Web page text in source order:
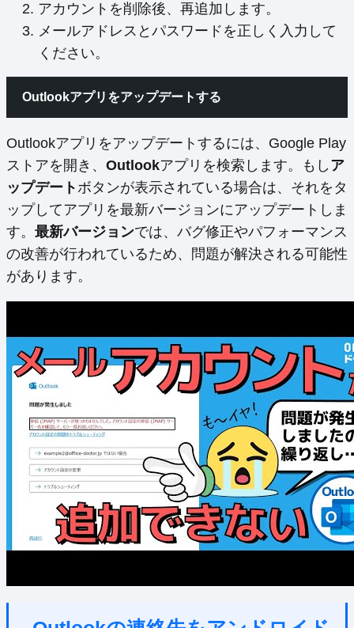
アカウントを削除後、再追加します。
メールアドレスとパスワードを正しく入力して
ください。
Outlookアプリをアップデートする
Outlookアプリをアップデートするには、Google Play
ストアを開き、 Outlookアプリを検索します。もし ア
ップデートボタンが表示されている場合は、それをタ
ップしてアプリを最新バージョンにアップデートしま
す。 最新バージョンでは、バグ修正やパフォーマンス
の改善が行われているため、問題が解決される可能性
があります。